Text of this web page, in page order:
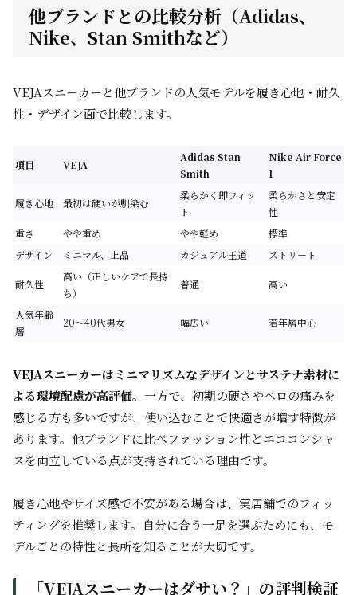
他ブランドとの比較分析（Adidas、
Nike、Stan Smithなど）
VEJAスニーカーと他ブランドの人気モデルを履き心地・耐久
性・デザイン面で比較します。
項目 VEJA
Adidas Stan
Smith
Nike Air Force
1
履き心地 最初は硬いが馴染む
柔らかく即フィッ
ト
柔らかさと安定
性
重さ
やや重め やや軽め
標準
デザイン
ミニマル、上品 カジュアル王道 ストリート
耐久性
高い（正しいケアで長持
ち）
普通 高い
人気年齢
層
20〜40代男女 幅広い 若年層中心
VEJAスニーカーはミニマリズムなデザインとサステナ素材に
よる環境配慮が高評価。一方で、初期の硬さやベロの痛みを
感じる方も多いですが、使い込むことで快適さが増す特徴が
あります。他ブランドに比べファッション性とエココンシャ
スを両立している点が支持されている理由です。
履き心地やサイズ感で不安がある場合は、実店舗でのフィッ
ティングを推奨します。自分に合う一足を選ぶためにも、モ
デルごとの特性と長所を知ることが大切です。
「VEJAスニーカーはダサい？」の評判検証